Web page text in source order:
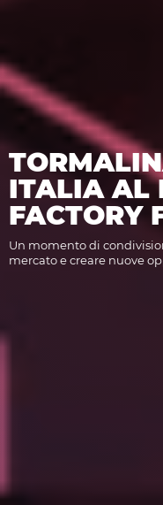
ITALIA AL
FACTORY
Un momento di
mercato e creare nuove